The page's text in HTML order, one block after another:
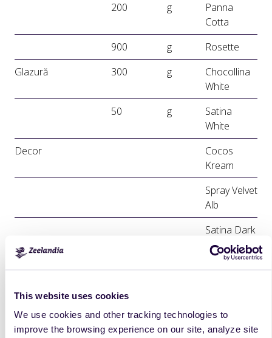
This website uses cookies
We use cookies and other tracking technologies to
improve the browsing experience on our site, analyze site
200
g
Panna
Cotta
900
g
Rosette
Glazură
300 g
Chocollina
White
50
g
Satina
White
Decor
Cocos
Kream
Spray Velvet
Alb
Satina Dark
Se mixează cu paleta ingredientele timp de 4-5 minute la
viteza medie. Aluatul obținut se lasă la rece pentru minim